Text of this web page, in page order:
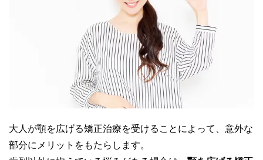
大人が顎を広げる矯正治療を受けることによって、意外な
部分にメリットをもたらします。